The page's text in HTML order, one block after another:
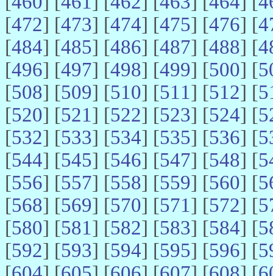
[472] [473] [474] [475] [476] [
[484] [485] [486] [487] [488] [
[496] [497] [498] [499] [500] [
[508] [509] [510] [511] [512] [
[520] [521] [522] [523] [524] [
[532] [533] [534] [535] [536] [
[544] [545] [546] [547] [548] [
[556] [557] [558] [559] [560] [
[568] [569] [570] [571] [572] [
[580] [581] [582] [583] [584] [
[592] [593] [594] [595] [596] [